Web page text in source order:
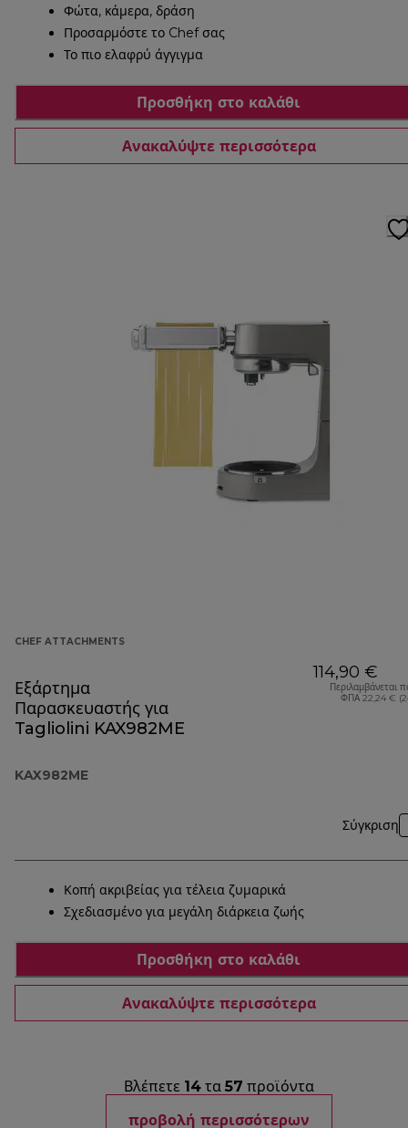
Φώτα, κάμερα, δράση
Προσαρμόστε το Chef σας
Το πιο ελαφρύ άγγιγμα
Προσθήκη στο καλάθι
Ανακαλύψτε περισσότερα
CHEF ATTACHMENTS
Εξάρτημα
Παρασκευαστής για
Tagliolini KAX982ME
KAX982ME
114,90 €
Περιλαμβάνεται
ΦΠΑ 22,24 €
Σύγκριση
Κοπή ακριβείας για τέλεια ζυμαρικά
Σχεδιασμένο για μεγάλη διάρκεια ζωής
Προσθήκη στο καλάθι
Ανακαλύψτε περισσότερα
Βλέπετε 14τα 57 προϊόντα
προβολή περισσότερων